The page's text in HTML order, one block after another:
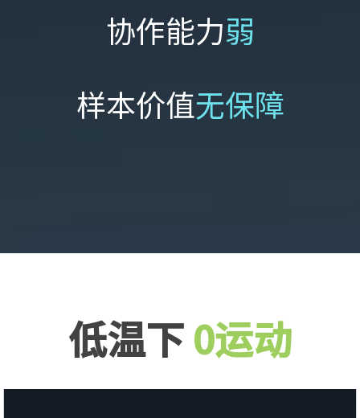
协作能力弱
样本价值无保障
低温下0运动